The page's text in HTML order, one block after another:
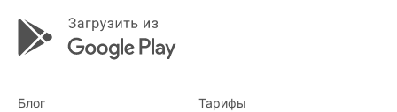
Блог Тарифы